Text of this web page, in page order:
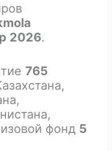
2026.
765
фонд 5